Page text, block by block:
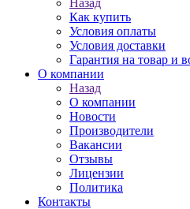
Назад
Как купить
Условия оплаты
Условия доставки
Гарантия на товар и
О компании
Назад
О компании
Новости
Производители
Вакансии
Отзывы
Лицензии
Политика
Контакты